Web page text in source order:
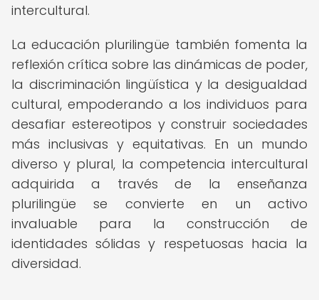
intercultural.
La educación plurilingüe también fomenta la
reflexión crítica sobre las dinámicas de poder,
la discriminación lingüística y la desigualdad
cultural, empoderando a los individuos para
desafiar estereotipos y construir sociedades
más inclusivas y equitativas. En un mundo
diverso y plural, la competencia intercultural
adquirida a través de la enseñanza
plurilingüe se convierte en un activo
invaluable para la construcción de
identidades sólidas y respetuosas hacia la
diversidad.